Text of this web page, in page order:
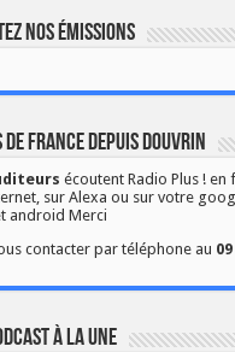
nos émissions
de France depuis Douvrin
écoutent Radio Plus ! en
sur Alexa ou sur votre
android Merci
contacter par téléphone au
à la une